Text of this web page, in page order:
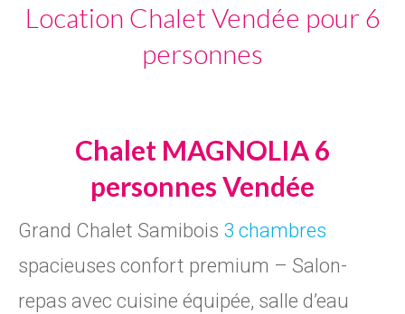
Location Chalet Vendée pour 6
personnes
Chalet MAGNOLIA 6
personnes Vendée
Grand Chalet Samibois 3 chambres
spacieuses confort premium – Salon-
repas avec cuisine équipée, salle d’eau